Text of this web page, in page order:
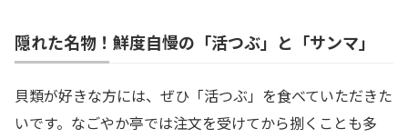
隠れた名物！鮮度自慢の「活つぶ」と「サンマ」
貝類が好きな方には、ぜひ「活つぶ」を食べていただきた
いです。なごやか亭では注文を受けてから捌くことも多